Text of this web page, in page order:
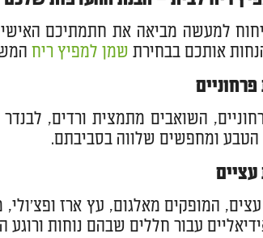
למעשה מביאה את חתמתיכם
אותכם בבחירת שמן למפיץ ריח
פרחוניים
השואבים מתמצית ורדים,
הטבע ומחפשים שלווה בסביבתם.
עציים
עצים, המופקים מאלגום, עץ ארז
עבור חללים שבהם נוחות ורוגע